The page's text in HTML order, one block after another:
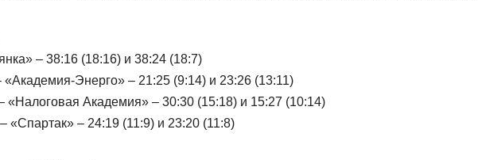
– 38:16 (18:16) и 38:24 (18:7)
Энерго» – 21:25 (9:14) и 23:26 (13:11)
Академия» – 30:30 (15:18) и 15:27 (10:14)
«Спартак» – 24:19 (11:9) и 23:20 (11:8)